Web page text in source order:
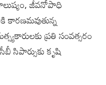
జీవనోపాధి
ప్రతి సంవత్సరం
సిపార్సుకు కృషి